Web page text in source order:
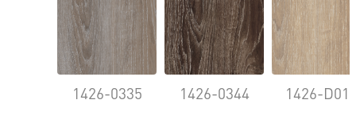
1426-0335 1426-0344 1426-